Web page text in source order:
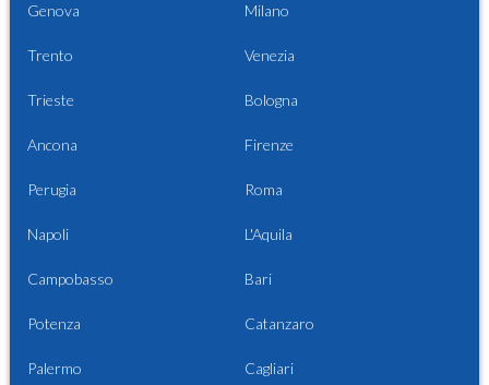
Genova Milano
Trento Venezia
Trieste Bologna
Ancona Firenze
Perugia Roma
Napoli L'Aquila
Campobasso Bari
Potenza Catanzaro
Palermo Cagliari